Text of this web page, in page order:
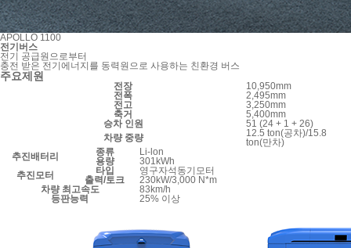
APOLLO 1100
전기버스
전기 공급원으로부터
충전 받은 전기에너지를 동력원으로 사용하는 친환경 버스
주요제원
전장
10,950mm
전폭
2,495mm
전고
3,250mm
축거
5,400mm
승차 인원
51 (24 + 1 + 26)
차량 중량
12.5 ton(공차)/15.8
ton(만차)
추진배터리
종류
Li-lon
용량
301kWh
추진모터
타입
영구자석동기모터
출력/토크
230kW/3,000 N*m
차량 최고속도
83km/h
등판능력
25% 이상